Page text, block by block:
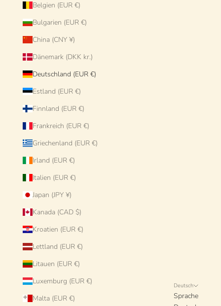
Belgien (EUR €)
Bulgarien (EUR €)
China (CNY ¥)
Dänemark (DKK kr.)
Deutschland (EUR €)
Estland (EUR €)
Finnland (EUR €)
Frankreich (EUR €)
Griechenland (EUR €)
Irland (EUR €)
Italien (EUR €)
Japan (JPY ¥)
Kanada (CAD $)
Kroatien (EUR €)
Lettland (EUR €)
Litauen (EUR €)
Luxemburg (EUR €)
Malta (EUR €)
Deutsch
Sprache